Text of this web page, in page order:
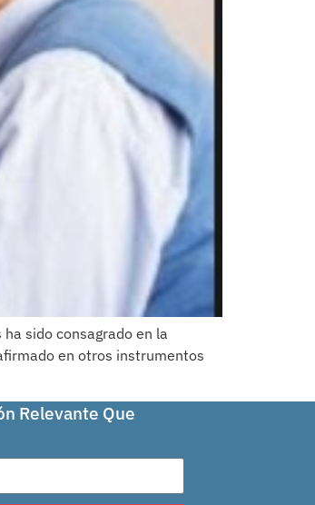
sido consagrado en la
en otros instrumentos
Relevante Que